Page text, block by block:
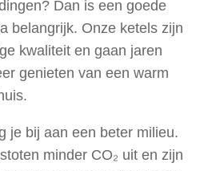
Dan is een goede
belangrijk. Onze ketels zijn
kwaliteit en gaan jaren
genieten van een warm
je bij aan een beter milieu.
minder CO₂ uit en zijn